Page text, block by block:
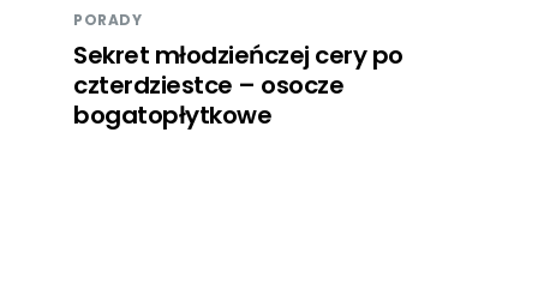
PORADY
Sekret młodzieńczej cery po
czterdziestce – osocze
bogatopłytkowe